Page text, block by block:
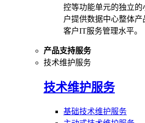
控等功能单元的独立
户提供数据中心整体
客户IT服务管理水平。
产品支持服务
技术维护服务
技术维护服务
基础技术维护服务